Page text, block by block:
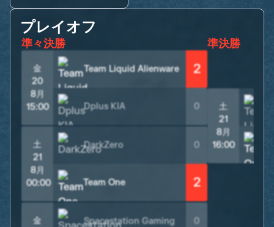
プレイオフ
準々決勝
金
20
8月
15:00
Team Liquid Alienware 2
Dplus KIA 0
土
21
8月
00:00
DarkZero 0
Team One 2
金
Spacestation Gaming 0
準決勝
土
21
8月
16:00